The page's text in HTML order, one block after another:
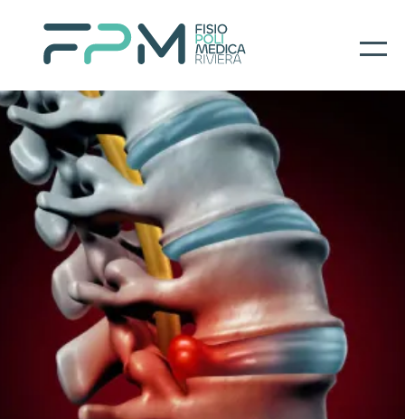
Home
I nostri servizi
About
Per il paziente
Prenotazioni
Contatti